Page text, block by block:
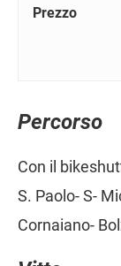
Prezzo
Percorso
Con il
S. Paolo- S-
Cornaiano-